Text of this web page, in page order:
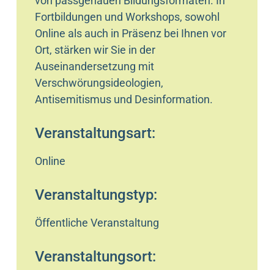
Fortbildungen und Workshops, sowohl
Online als auch in Präsenz bei Ihnen vor
Ort, stärken wir Sie in der
Auseinandersetzung mit
Verschwörungsideologien,
Antisemitismus und Desinformation.
Veranstaltungsart:
Online
Veranstaltungstyp:
Öffentliche Veranstaltung
Veranstaltungsort: